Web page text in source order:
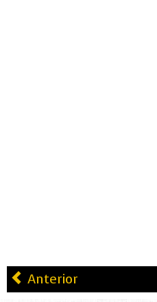
Anterior